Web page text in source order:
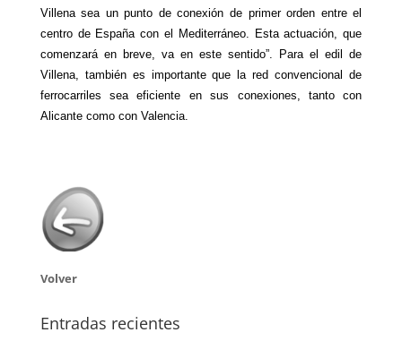
Villena sea un punto de conexión de primer orden entre el
centro de España con el Mediterráneo. Esta actuación, que
comenzará en breve, va en este sentido”. Para el edil de
Villena, también es importante que la red convencional de
ferrocarriles sea eficiente en sus conexiones, tanto con
Alicante como con Valencia.
Volver
Entradas recientes